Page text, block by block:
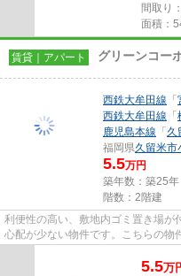
間取り
面積：
賃貸｜アパート グリーンコー
西鉄大牟田線 「
西鉄大牟田線 「
鹿児島本線 「久
福岡県久留米市
5.5万円
築年数：築25年
階数：2階建
利便性の高い、敷地内ゴミ置き場が
心配が少ない物件です。こちらの物
きの物件です。物件情報が豊...
5.5万